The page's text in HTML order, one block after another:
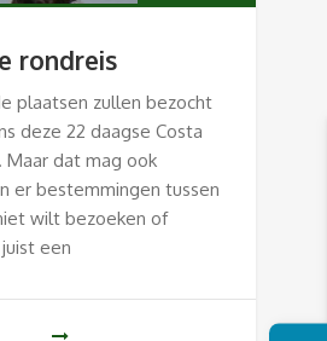
rondreis
plaatsen zullen bezocht
deze 22 daagse Costa
Maar dat mag ook
er bestemmingen tussen
wilt bezoeken of
een